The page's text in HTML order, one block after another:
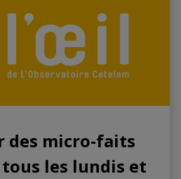
des micro-faits
les lundis et